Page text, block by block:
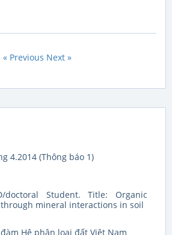
4.2014 (Thông báo 1)
doctoral Student. Title: Organic
mineral interactions in soil
Hệ phân loại đất Việt Nam
« Previous Next »